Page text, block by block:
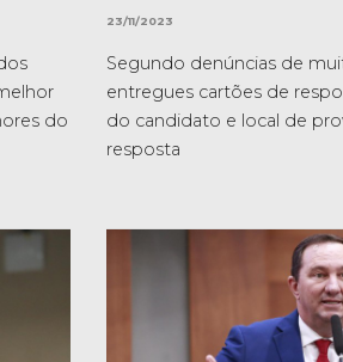
do
23/11/2023
Segundo denúncias de
entregues cartões de
do candidato e local de
resposta